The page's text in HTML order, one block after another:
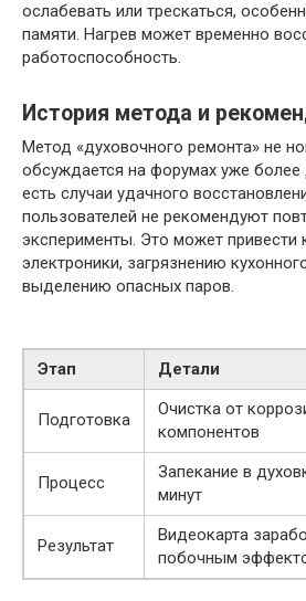
ослабевать или трескаться,
памяти. Нагрев может временно
работоспособность.
История метода и
Метод «духовочного ремонта» не
обсуждается на форумах уже более
есть случаи удачного
пользователей не рекомендуют
эксперименты. Это может
электроники, загрязнению
выделению опасных паров.
Этап Детали
Подготовка
Очистка от
компонентов
Процесс
Запекание в
минут
Результат
Видеокарта
побочным